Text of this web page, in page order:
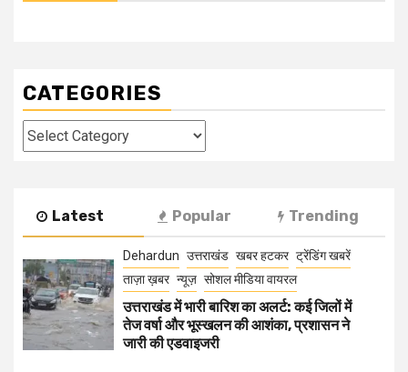
CATEGORIES
Categories
Latest Popular Trending
Dehardun उत्तराखंड खबर हटकर ट्रेंडिंग खबरें
ताज़ा ख़बर न्यूज़ सोशल मीडिया वायरल
उत्तराखंड में भारी बारिश का अलर्ट: कई जिलों में
तेज वर्षा और भूस्खलन की आशंका, प्रशासन ने
जारी की एडवाइजरी